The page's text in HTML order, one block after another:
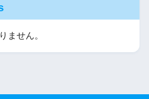
ません。